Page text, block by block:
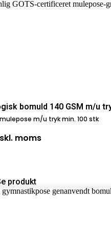
bomuld 140 GSM m/u
m/u tryk min. 100 stk
moms
produkt